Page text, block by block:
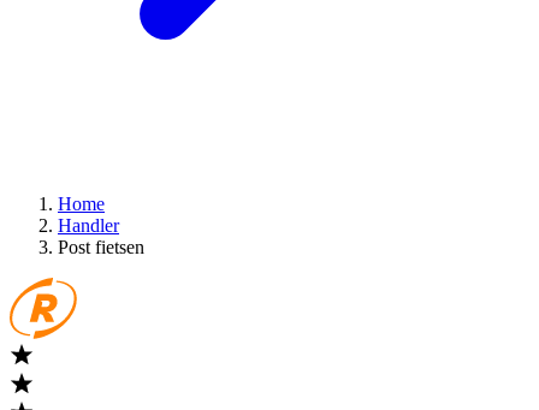
Home
Handler
Post fietsen